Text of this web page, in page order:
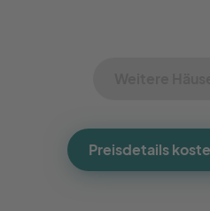
Preisdetails